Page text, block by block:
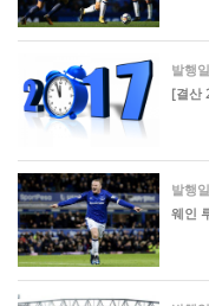
발행
[결산
발행
웨인